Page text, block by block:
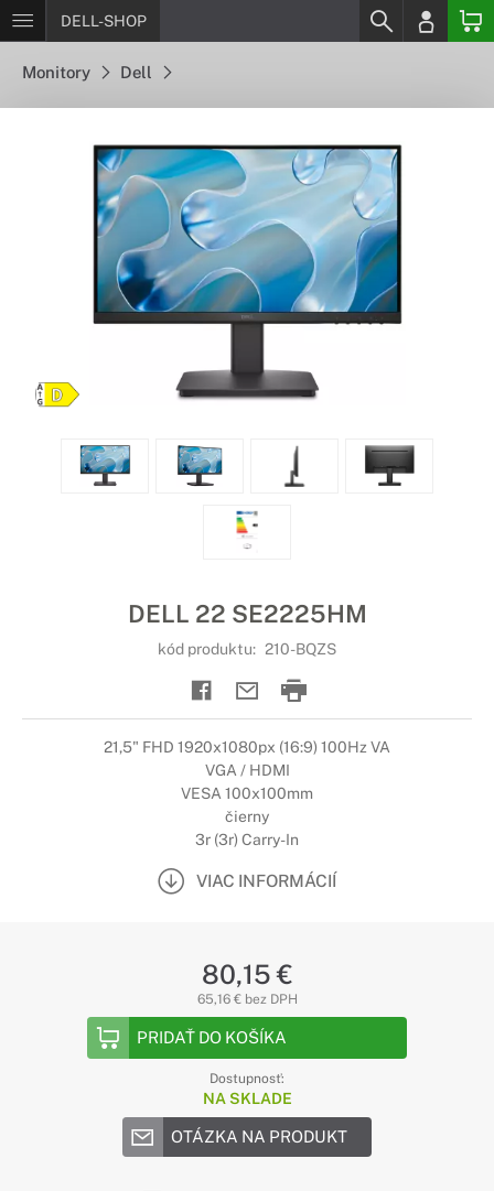
DELL-SHOP
Monitory Dell
DELL 22 SE2225HM
kód produktu: 210-BQZS
21,5" FHD 1920x1080px (16:9) 100Hz VA
VGA / HDMI
VESA 100x100mm
čierny
3r (3r) Carry-In
VIAC INFORMÁCIÍ
80,15 €
65,16 € bez DPH
PRIDAŤ DO KOŠÍKA
Dostupnosť:
NA SKLADE
OTÁZKA NA PRODUKT